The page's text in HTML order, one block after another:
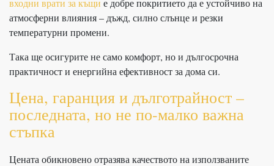
атмосферни влияния – дъжд, силно слънце и резки
температурни промени.
Така ще осигурите не само комфорт, но и дългосрочна
практичност и енергийна ефективност за дома си.
Цена, гаранция и дълготрайност –
последната, но не по-малко важна
стъпка
Цената обикновено отразява качеството на използваните